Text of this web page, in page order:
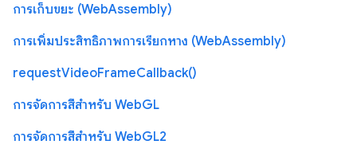
การเก็บขยะ (WebAssembly)
การเพิ่มประสิทธิภาพการเรียกหาง (WebAssembly)
requestVideoFrameCallback()
การจัดการสีสำหรับ WebGL
การจัดการสีสำหรับ WebGL2